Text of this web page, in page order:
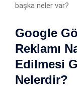
başka neler var?
Google
Reklamı
Edilmesi
Nelerdir?